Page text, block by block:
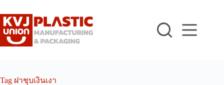
to
content
Tag ฝาชุบเงินเงา